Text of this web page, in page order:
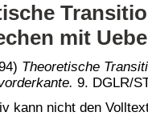
mit
Theoretische
9. DGLR/
kann nicht den